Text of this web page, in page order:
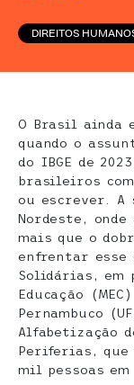
DIREITOS
O Brasil ainda
quando o
do IBGE de
brasileiros
ou escrever. A
Nordeste, onde
mais que o
enfrentar esse
Solidárias, em
Educação
Pernambuco
Alfabetização
Periferias, que
mil pessoas em